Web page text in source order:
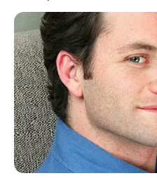
Nome
E-mail*
Mensagem*